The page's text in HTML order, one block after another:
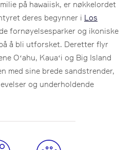
på hawaiisk, er nøkkelordet
deres begynner i
Los
fornøyelsesparker og ikoniske
å bli utforsket. Deretter flyr
Oʻahu, Kauaʻi og Big Island
med sine brede sandstrender,
og underholdende